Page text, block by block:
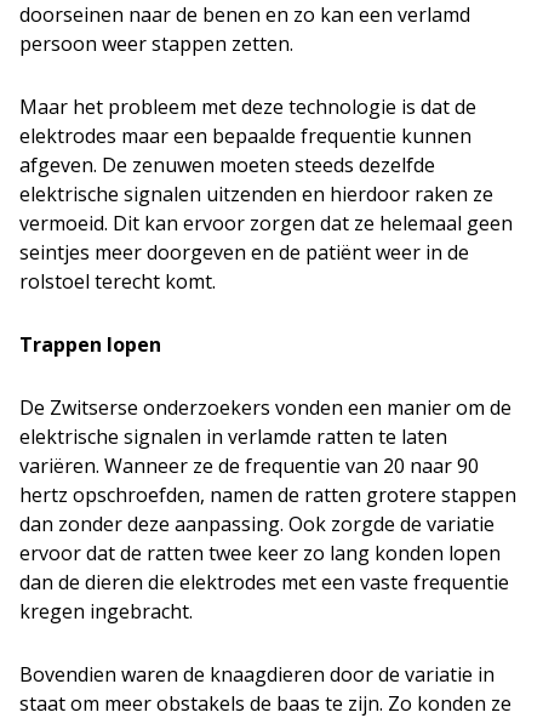
doorseinen naar de benen en zo kan een verlamd
persoon weer stappen zetten.
Maar het probleem met deze technologie is dat de
elektrodes maar een bepaalde frequentie kunnen
afgeven. De zenuwen moeten steeds dezelfde
elektrische signalen uitzenden en hierdoor raken ze
vermoeid. Dit kan ervoor zorgen dat ze helemaal geen
seintjes meer doorgeven en de patiënt weer in de
rolstoel terecht komt.
Trappen lopen
De Zwitserse onderzoekers vonden een manier om de
elektrische signalen in verlamde ratten te laten
variëren. Wanneer ze de frequentie van 20 naar 90
hertz opschroefden, namen de ratten grotere stappen
dan zonder deze aanpassing. Ook zorgde de variatie
ervoor dat de ratten twee keer zo lang konden lopen
dan de dieren die elektrodes met een vaste frequentie
kregen ingebracht.
Bovendien waren de knaagdieren door de variatie in
staat om meer obstakels de baas te zijn. Zo konden ze